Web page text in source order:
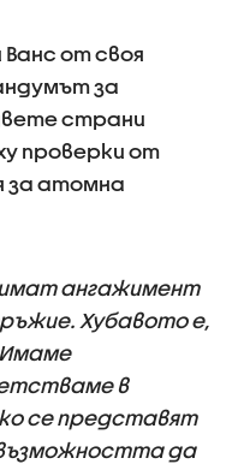
от своя
за
страни
проверки от
за атомна
ангажимент
Хубавото е,
Имаме
в
се представят
да